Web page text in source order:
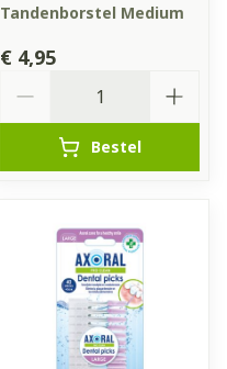
Tandenborstel Medium
€ 4,95
Bestel